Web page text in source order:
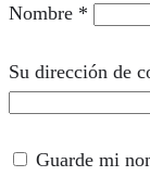
Nombre *
Su dirección de
Guarde mi